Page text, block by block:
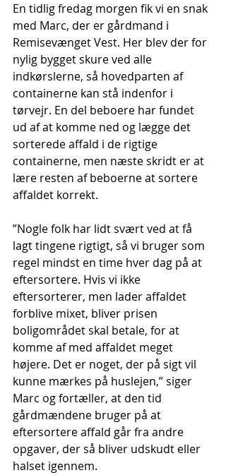
En tidlig fredag morgen fik vi en snak
med Marc, der er gårdmand i
Remisevænget Vest. Her blev der for
nylig bygget skure ved alle
indkørslerne, så hovedparten af
containerne kan stå indenfor i
tørvejr. En del beboere har fundet
ud af at komme ned og lægge det
sorterede affald i de rigtige
containerne, men næste skridt er at
lære resten af beboerne at sortere
affaldet korrekt.
”Nogle folk har lidt svært ved at få
lagt tingene rigtigt, så vi bruger som
regel mindst en time hver dag på at
eftersortere. Hvis vi ikke
eftersorterer, men lader affaldet
forblive mixet, bliver prisen
boligområdet skal betale, for at
komme af med affaldet meget
højere. Det er noget, der på sigt vil
kunne mærkes på huslejen,” siger
Marc og fortæller, at den tid
gårdmændene bruger på at
eftersortere affald går fra andre
opgaver, der så bliver udskudt eller
halset igennem.